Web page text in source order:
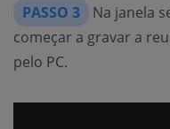
PASSO 3
Na janela
começar a gravar a
pelo PC.